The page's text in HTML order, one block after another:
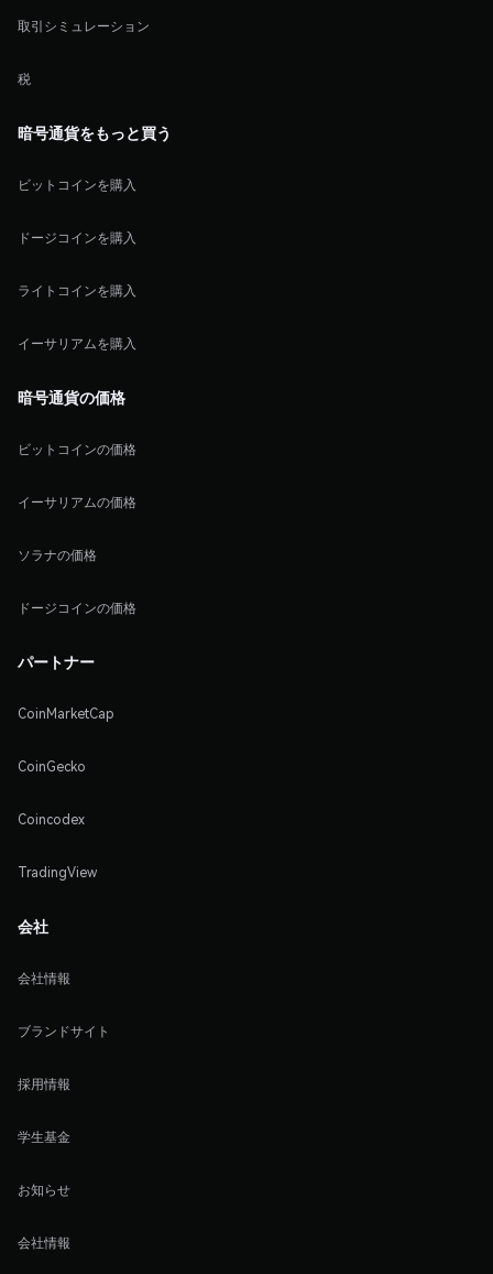
取引シミュレーション
税
暗号通貨をもっと買う
ビットコインを購入
ドージコインを購入
ライトコインを購入
イーサリアムを購入
暗号通貨の価格
ビットコインの価格
イーサリアムの価格
ソラナの価格
ドージコインの価格
パートナー
CoinMarketCap
CoinGecko
Coincodex
TradingView
会社
会社情報
ブランドサイト
採用情報
学生基金
お知らせ
会社情報